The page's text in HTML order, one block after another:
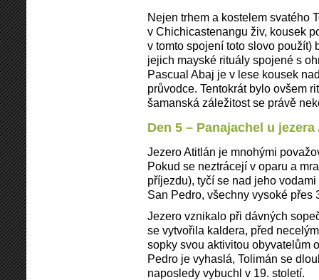
Nejen trhem a kostelem svatého
v Chichicastenangu živ, kousek
v tomto spojení toto slovo použít)
jejich mayské rituály spojené s
Pascual Abaj je v lese kousek
průvodce. Tentokrát bylo ovšem
šamanská záležitost se právě
Den 5 – Panajachel u
Jezero Atitlán je mnohými
Pokud se neztrácejí v oparu a
příjezdu), tyčí se nad jeho
San Pedro, všechny vysoké přes
Jezero vznikalo při dávných
se vytvořila kaldera, před
sopky svou aktivitou obyvatelům
Pedro je vyhaslá, Tolimán se
naposledy vybuchl v 19. století.